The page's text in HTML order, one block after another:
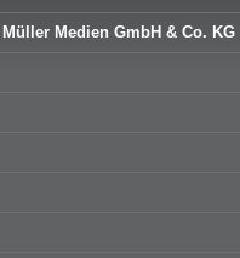
Medien GmbH & Co. KG